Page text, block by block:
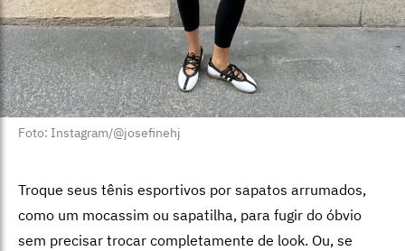
Foto: Instagram/@josefinehj
Troque seus tênis esportivos por sapatos arrumados,
como um mocassim ou sapatilha, para fugir do óbvio
sem precisar trocar completamente de look. Ou, se